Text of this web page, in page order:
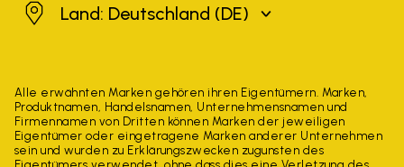
Deutschland
Land: Deutschland (DE)
Alle erwähnten Marken gehören ihren Eigentümern. Marken,
Produktnamen, Handelsnamen, Unternehmensnamen und
Firmennamen von Dritten können Marken der jeweiligen
Eigentümer oder eingetragene Marken anderer Unternehmen
sein und wurden zu Erklärungszwecken zugunsten des